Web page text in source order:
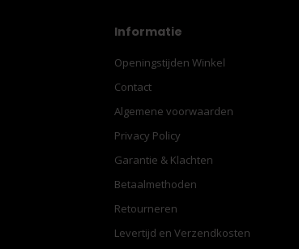
Informatie
Openingstijden Winkel
Contact
Algemene voorwaarden
Privacy Policy
Garantie & Klachten
Betaalmethoden
Retourneren
Levertijd en Verzendkosten